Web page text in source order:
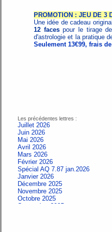
PROMOTION : JEU DE 3
Une idée de cadeau
12 facespour le tirage
d'astrologie et la pratique
Seulement 13€99, frais
Les précédentes lettres :
Juillet 2026
Juin 2026
Mai 2026
Avril 2026
Mars 2026
Février 2026
Spécial AQ 7.87 jan.2026
Janvier 2026
Décembre 2025
Novembre 2025
Octobre 2025
Septembre 2025